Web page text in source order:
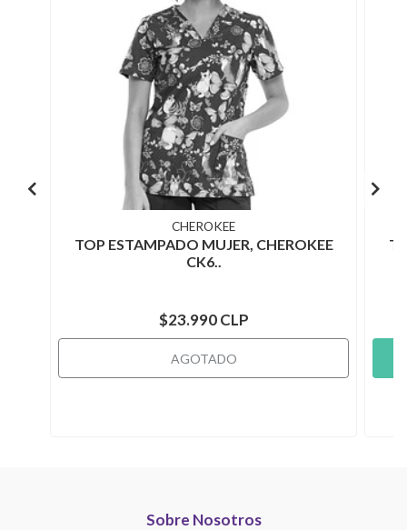
CHEROKEE
TOP ESTAMPADO MUJER, CHEROKEE
CK6..
$23.990 CLP
AGOTADO
Sobre Nosotros